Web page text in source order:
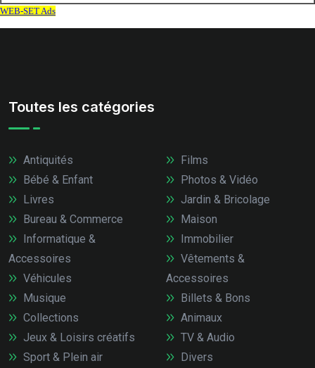
Toutes les catégories
Antiquités
Bébé & Enfant
Livres
Bureau & Commerce
Informatique &
Accessoires
Véhicules
Films
Photos & Vidéo
Jardin & Bricolage
Maison
Immobilier
Vêtements &
Accessoires
Musique
Collections
Jeux & Loisirs créatifs
Sport & Plein air
Billets & Bons
Animaux
TV & Audio
Divers